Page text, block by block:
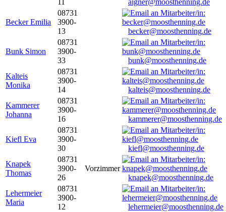
aigner@moosthenning.de
Becker Emilia
08731
3900-
13
becker@moosthenning.de
Bunk Simon
08731
3900-
33
bunk@moosthenning.de
Kalteis
Monika
08731
3900-
14
kalteis@moosthenning.de
Kammerer
Johanna
08731
3900-
16
kammerer@moosthenning.de
Kiefl Eva
08731
3900-
30
kiefl@moosthenning.de
Knapek
Thomas
08731
3900-
26
Vorzimmer
knapek@moosthenning.de
Lehermeier
Maria
08731
3900-
12
lehermeier@moosthenning.de